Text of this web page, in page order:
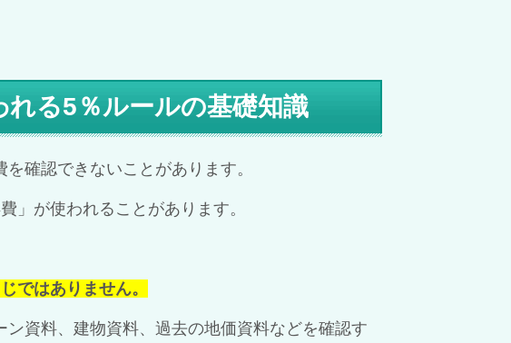
る5％ルールの基礎知識
確認できないことがあります。
」が使われることがあります。
ではありません。
資料、建物資料、過去の地価資料などを確認す